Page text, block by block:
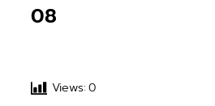
08
Views:0